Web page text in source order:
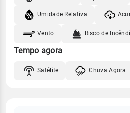
Umidade Relativa
Vento Risco de
Tempo agora
Satélite Chuva Agora